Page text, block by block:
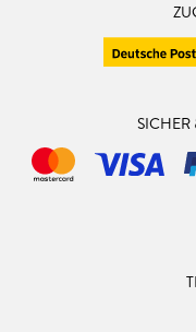
SICHER